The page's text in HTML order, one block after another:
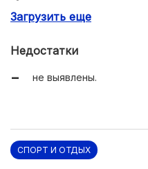
дисплей поколения 5.5;
Загрузить еще
Недостатки
не выявлены.
СПОРТ И ОТДЫХ